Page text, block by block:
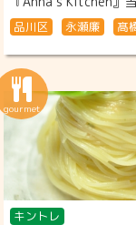
品川区 永瀬廉 髙
キントレ